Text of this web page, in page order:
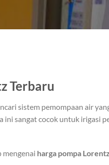
Terbaru
sistem pemompaan air
ini sangat cocok untuk irigasi
mengenai harga pompa